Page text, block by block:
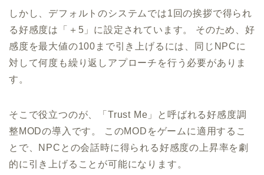
しかし、デフォルトのシステムでは1回の挨拶で得られ
る好感度は「＋5」に設定されています。 そのため、好
感度を最大値の100まで引き上げるには、同じNPCに
対して何度も繰り返しアプローチを行う必要がありま
す。
そこで役立つのが、「Trust Me」と呼ばれる好感度調
整MODの導入です。 このMODをゲームに適用するこ
とで、NPCとの会話時に得られる好感度の上昇率を劇
的に引き上げることが可能になります。